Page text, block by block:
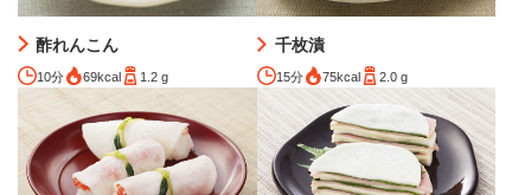
酢れんこん
10分 69kcal 1.2 g
千枚漬
15分 75kcal 2.0 g